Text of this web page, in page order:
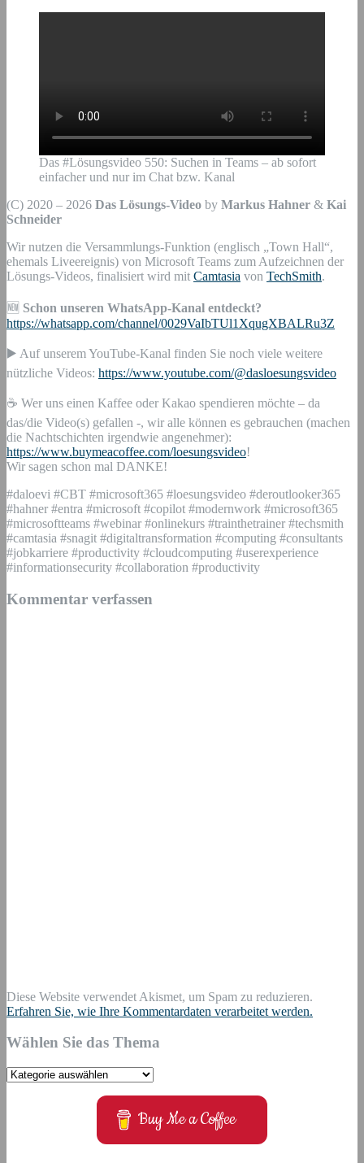
Das #Lösungsvideo 550: Suchen in Teams – ab sofort
einfacher und nur im Chat bzw. Kanal
(C) 2020 – 2026 Das Lösungs-Video by Markus Hahner & Kai
Schneider
Wir nutzen die Versammlungs-Funktion (englisch „Town Hall“,
ehemals Liveereignis) von Microsoft Teams zum Aufzeichnen der
Lösungs-Videos, finalisiert wird mit Camtasia von TechSmith.
🆕 Schon unseren WhatsApp-Kanal entdeckt?
https://whatsapp.com/channel/0029VaIbTUl1XqugXBALRu3Z
▶️ Auf unserem YouTube-Kanal finden Sie noch viele weitere
nützliche Videos: https://www.youtube.com/@dasloesungsvideo
☕ Wer uns einen Kaffee oder Kakao spendieren möchte – da
das/die Video(s) gefallen -, wir alle können es gebrauchen (machen
die Nachtschichten irgendwie angenehmer):
https://www.buymeacoffee.com/loesungsvideo!
Wir sagen schon mal DANKE!
#daloevi #CBT #microsoft365 #loesungsvideo #deroutlooker365
#hahner #entra #microsoft #copilot #modernwork #microsoft365
#microsoftteams #webinar #onlinekurs #trainthetrainer #techsmith
#camtasia #snagit #digitaltransformation #computing #consultants
#jobkarriere #productivity #cloudcomputing #userexperience
#informationsecurity #collaboration #productivity
Kommentar verfassen
Diese Website verwendet Akismet, um Spam zu reduzieren.
Erfahren Sie, wie Ihre Kommentardaten verarbeitet werden.
Wählen Sie das Thema
Wählen
Buy Me a Coffee